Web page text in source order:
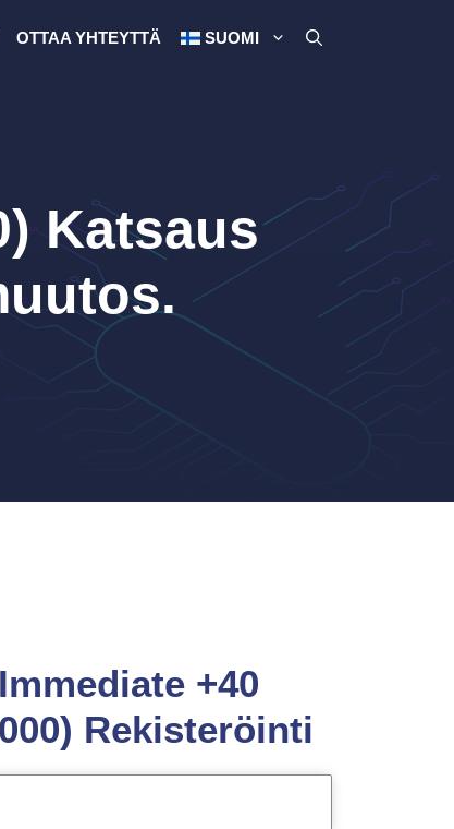
OTTAA YHTEYTTÄ SUOMI
Katsaus
+40
Rekisteröinti